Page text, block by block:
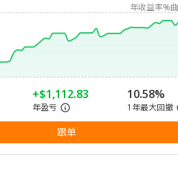
年收益率%
+$1,112.83
年盈亏
10.58%
1年最大回撤
跟单